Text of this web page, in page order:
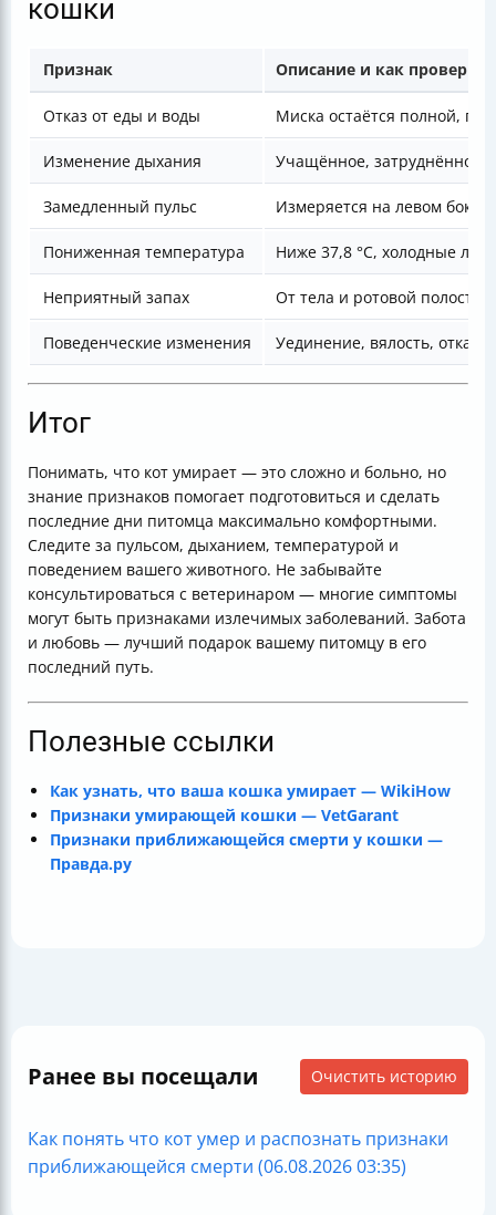
кошки
Признак Описание и как проверить
Отказ от еды и воды Миска остаётся полной,
Изменение дыхания Учащённое, затруднённое
Замедленный пульс Измеряется на левом боку,
Пониженная температура Ниже 37,8 °C, холодные
Неприятный запах От тела и ротовой полости,
Поведенческие изменения Уединение, вялость, отказ
Итог
Понимать, что кот умирает — это сложно и больно, но
знание признаков помогает подготовиться и сделать
последние дни питомца максимально комфортными.
Следите за пульсом, дыханием, температурой и
поведением вашего животного. Не забывайте
консультироваться с ветеринаром — многие симптомы
могут быть признаками излечимых заболеваний. Забота
и любовь — лучший подарок вашему питомцу в его
последний путь.
Полезные ссылки
Как узнать, что ваша кошка умирает — WikiHow
Признаки умирающей кошки — VetGarant
Признаки приближающейся смерти у кошки —
Правда.ру
Ранее вы посещали Очистить историю
Как понять что кот умер и распознать признаки
приближающейся смерти (06.08.2026 03:35)